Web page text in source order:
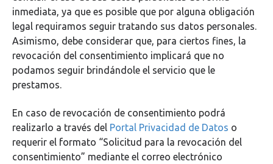
inmediata, ya que es posible que por alguna obligación
legal requiramos seguir tratando sus datos personales.
Asimismo, debe considerar que, para ciertos fines, la
revocación del consentimiento implicará que no
podamos seguir brindándole el servicio que le
prestamos.
En caso de revocación de consentimiento podrá
realizarlo a través del Portal Privacidad de Datos o
requerir el formato “Solicitud para la revocación del
consentimiento” mediante el correo electrónico